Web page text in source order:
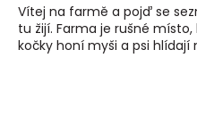
Vítej na farmě a pojď se
tu žijí. Farma je rušné
kočky honí myši a psi hlídají